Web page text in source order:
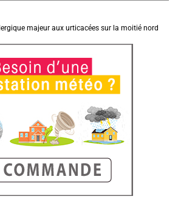
majeur aux urticacées sur la moitié nord